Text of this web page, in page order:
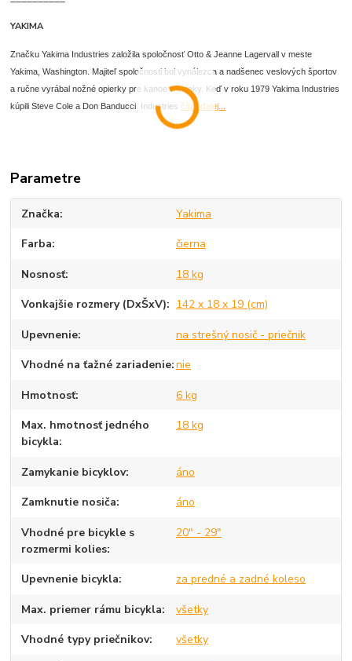
YAKIMA
Značku Yakima Industries založila spoločnosť Otto & Jeanne Lagervall v meste
Yakima, Washington. Majiteľ spoločnosti bol vynálezca a nadšenec veslových športov
a ručne vyrábal nožné opierky pre kanoe a kajaky. Keď v roku 1979 Yakima Industries
kúpili Steve Cole a Don Banducci Industriesčítať ďalej...
Parametre
Značka Yakima
Farba čierna
Nosnosť 18 kg
Vonkajšie rozmery (DxŠxV) 142 x 18 x 19 (cm)
Upevnenie na strešný nosič - priečnik
Vhodné na ťažné zariadenie nie
Hmotnosť 6 kg
Max. hmotnosť jedného
bicykla
18 kg
Zamykanie bicyklov áno
Zamknutie nosiča áno
Vhodné pre bicykle s
rozmermi kolies
20" - 29"
Upevnenie bicykla za predné a zadné koleso
Max. priemer rámu bicykla všetky
Vhodné typy priečnikov všetky